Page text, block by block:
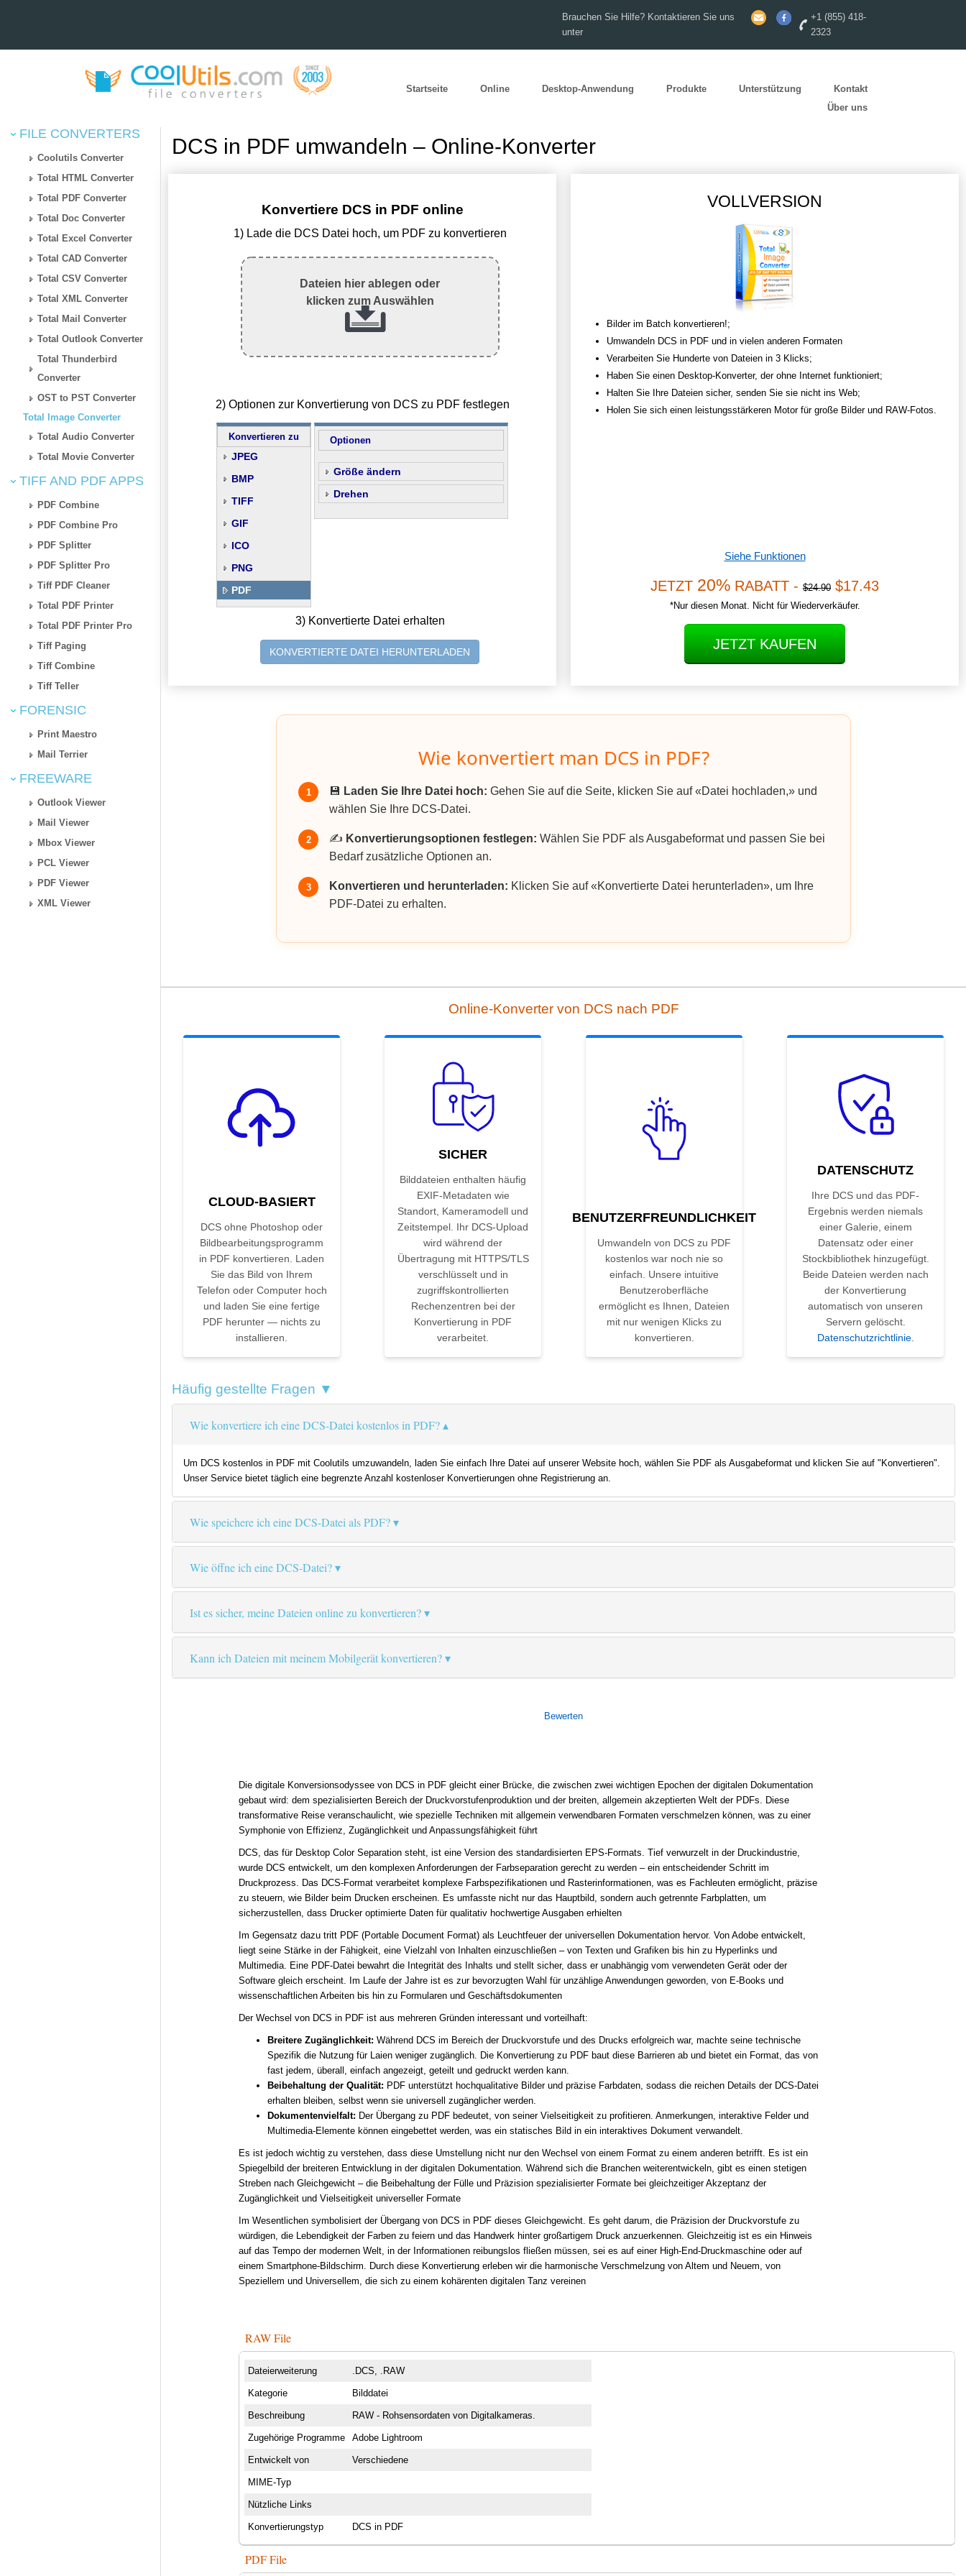
Brauchen Sie Hilfe? Kontaktieren Sie uns
unter
+1 (855) 418-
2323
Startseite Online Desktop-Anwendung Produkte Unterstützung
Kontakt
Über uns
FILE CONVERTERS
Coolutils Converter
Total HTML Converter
Total PDF Converter
Total Doc Converter
Total Excel Converter
Total CAD Converter
Total CSV Converter
Total XML Converter
Total Mail Converter
Total Outlook Converter
Total Thunderbird
Converter
OST to PST Converter
Total Image Converter
Total Audio Converter
Total Movie Converter
TIFF AND PDF APPS
PDF Combine
PDF Combine Pro
PDF Splitter
PDF Splitter Pro
Tiff PDF Cleaner
Total PDF Printer
Total PDF Printer Pro
Tiff Paging
Tiff Combine
Tiff Teller
FORENSIC
Print Maestro
Mail Terrier
FREEWARE
Outlook Viewer
Mail Viewer
Mbox Viewer
PCL Viewer
PDF Viewer
XML Viewer
DCS in PDF umwandeln – Online-Konverter
Konvertiere DCS in PDF online
1) Lade die DCS Datei hoch, um PDF zu konvertieren
Dateien hier ablegen oder
klicken zum Auswählen
2) Optionen zur Konvertierung von DCS zu PDF festlegen
Konvertieren zu
JPEG
BMP
TIFF
GIF
ICO
PNG
PDF
Optionen
Größe ändern
Drehen
3) Konvertierte Datei erhalten
KONVERTIERTE DATEI HERUNTERLADEN
VOLLVERSION
Bilder im Batch konvertieren!;
Umwandeln DCS in PDF und in vielen anderen Formaten
Verarbeiten Sie Hunderte von Dateien in 3 Klicks;
Haben Sie einen Desktop-Konverter, der ohne Internet funktioniert;
Halten Sie Ihre Dateien sicher, senden Sie sie nicht ins Web;
Holen Sie sich einen leistungsstärkeren Motor für große Bilder und RAW-Fotos.
Siehe Funktionen
JETZT 20% RABATT - $24.90 $17.43
*Nur diesen Monat. Nicht für Wiederverkäufer.
JETZT KAUFEN
Wie konvertiert man DCS in PDF?
1 💾 Laden Sie Ihre Datei hoch: Gehen Sie auf die Seite, klicken Sie auf «Datei hochladen,» und
wählen Sie Ihre DCS-Datei.
2 ✍️ Konvertierungsoptionen festlegen: Wählen Sie PDF als Ausgabeformat und passen Sie bei
Bedarf zusätzliche Optionen an.
3 Konvertieren und herunterladen: Klicken Sie auf «Konvertierte Datei herunterladen», um Ihre
PDF-Datei zu erhalten.
Online-Konverter von DCS nach PDF
CLOUD-BASIERT
DCS ohne Photoshop oder
Bildbearbeitungsprogramm
in PDF konvertieren. Laden
Sie das Bild von Ihrem
Telefon oder Computer hoch
und laden Sie eine fertige
PDF herunter — nichts zu
installieren.
SICHER
Bilddateien enthalten häufig
EXIF-Metadaten wie
Standort, Kameramodell und
Zeitstempel. Ihr DCS-Upload
wird während der
Übertragung mit HTTPS/TLS
verschlüsselt und in
zugriffskontrollierten
Rechenzentren bei der
Konvertierung in PDF
verarbeitet.
BENUTZERFREUNDLICHKEIT
Umwandeln von DCS zu PDF
kostenlos war noch nie so
einfach. Unsere intuitive
Benutzeroberfläche
ermöglicht es Ihnen, Dateien
mit nur wenigen Klicks zu
konvertieren.
DATENSCHUTZ
Ihre DCS und das PDF-
Ergebnis werden niemals
einer Galerie, einem
Datensatz oder einer
Stockbibliothek hinzugefügt.
Beide Dateien werden nach
der Konvertierung
automatisch von unseren
Servern gelöscht.
Datenschutzrichtlinie.
Häufig gestellte Fragen ▼
Wie konvertiere ich eine DCS-Datei kostenlos in PDF?
Um DCS kostenlos in PDF mit Coolutils umzuwandeln, laden Sie einfach Ihre Datei auf unserer Website hoch, wählen Sie PDF als Ausgabeformat und klicken Sie auf "Konvertieren".
Unser Service bietet täglich eine begrenzte Anzahl kostenloser Konvertierungen ohne Registrierung an.
Wie speichere ich eine DCS-Datei als PDF?
Wie öffne ich eine DCS-Datei?
Ist es sicher, meine Dateien online zu konvertieren?
Kann ich Dateien mit meinem Mobilgerät konvertieren?
Bewerten
Die digitale Konversionsodyssee von DCS in PDF gleicht einer Brücke, die zwischen zwei wichtigen Epochen der digitalen Dokumentation
gebaut wird: dem spezialisierten Bereich der Druckvorstufenproduktion und der breiten, allgemein akzeptierten Welt der PDFs. Diese
transformative Reise veranschaulicht, wie spezielle Techniken mit allgemein verwendbaren Formaten verschmelzen können, was zu einer
Symphonie von Effizienz, Zugänglichkeit und Anpassungsfähigkeit führt
DCS, das für Desktop Color Separation steht, ist eine Version des standardisierten EPS-Formats. Tief verwurzelt in der Druckindustrie,
wurde DCS entwickelt, um den komplexen Anforderungen der Farbseparation gerecht zu werden – ein entscheidender Schritt im
Druckprozess. Das DCS-Format verarbeitet komplexe Farbspezifikationen und Rasterinformationen, was es Fachleuten ermöglicht, präzise
zu steuern, wie Bilder beim Drucken erscheinen. Es umfasste nicht nur das Hauptbild, sondern auch getrennte Farbplatten, um
sicherzustellen, dass Drucker optimierte Daten für qualitativ hochwertige Ausgaben erhielten
Im Gegensatz dazu tritt PDF (Portable Document Format) als Leuchtfeuer der universellen Dokumentation hervor. Von Adobe entwickelt,
liegt seine Stärke in der Fähigkeit, eine Vielzahl von Inhalten einzuschließen – von Texten und Grafiken bis hin zu Hyperlinks und
Multimedia. Eine PDF-Datei bewahrt die Integrität des Inhalts und stellt sicher, dass er unabhängig vom verwendeten Gerät oder der
Software gleich erscheint. Im Laufe der Jahre ist es zur bevorzugten Wahl für unzählige Anwendungen geworden, von E-Books und
wissenschaftlichen Arbeiten bis hin zu Formularen und Geschäftsdokumenten
Der Wechsel von DCS in PDF ist aus mehreren Gründen interessant und vorteilhaft:
Breitere Zugänglichkeit: Während DCS im Bereich der Druckvorstufe und des Drucks erfolgreich war, machte seine technische
Spezifik die Nutzung für Laien weniger zugänglich. Die Konvertierung zu PDF baut diese Barrieren ab und bietet ein Format, das von
fast jedem, überall, einfach angezeigt, geteilt und gedruckt werden kann.
Beibehaltung der Qualität: PDF unterstützt hochqualitative Bilder und präzise Farbdaten, sodass die reichen Details der DCS-Datei
erhalten bleiben, selbst wenn sie universell zugänglicher werden.
Dokumentenvielfalt: Der Übergang zu PDF bedeutet, von seiner Vielseitigkeit zu profitieren. Anmerkungen, interaktive Felder und
Multimedia-Elemente können eingebettet werden, was ein statisches Bild in ein interaktives Dokument verwandelt.
Es ist jedoch wichtig zu verstehen, dass diese Umstellung nicht nur den Wechsel von einem Format zu einem anderen betrifft. Es ist ein
Spiegelbild der breiteren Entwicklung in der digitalen Dokumentation. Während sich die Branchen weiterentwickeln, gibt es einen stetigen
Streben nach Gleichgewicht – die Beibehaltung der Fülle und Präzision spezialisierter Formate bei gleichzeitiger Akzeptanz der
Zugänglichkeit und Vielseitigkeit universeller Formate
Im Wesentlichen symbolisiert der Übergang von DCS in PDF dieses Gleichgewicht. Es geht darum, die Präzision der Druckvorstufe zu
würdigen, die Lebendigkeit der Farben zu feiern und das Handwerk hinter großartigem Druck anzuerkennen. Gleichzeitig ist es ein Hinweis
auf das Tempo der modernen Welt, in der Informationen reibungslos fließen müssen, sei es auf einer High-End-Druckmaschine oder auf
einem Smartphone-Bildschirm. Durch diese Konvertierung erleben wir die harmonische Verschmelzung von Altem und Neuem, von
Speziellem und Universellem, die sich zu einem kohärenten digitalen Tanz vereinen
RAW File
Dateierweiterung .DCS, .RAW
Kategorie Bilddatei
Beschreibung RAW - Rohsensordaten von Digitalkameras.
Zugehörige Programme Adobe Lightroom
Entwickelt von Verschiedene
MIME-Typ
Nützliche Links
Konvertierungstyp DCS in PDF
PDF File